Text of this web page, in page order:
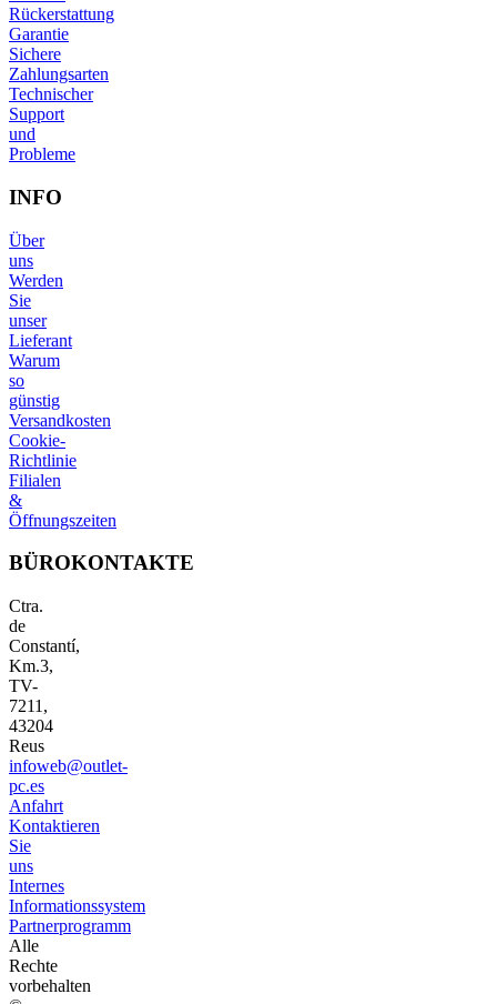
Rückerstattung
Garantie
Sichere
Zahlungsarten
Technischer
Support
und
Probleme
INFO
Über
uns
Werden
Sie
unser
Lieferant
Warum
so
günstig
Versandkosten
Cookie-
Richtlinie
Filialen
&
Öffnungszeiten
BÜROKONTAKTE
Ctra.
de
Constantí,
Km.3,
TV-
7211,
43204
Reus
infoweb@outlet-
pc.es
Anfahrt
Kontaktieren
Sie
uns
Internes
Informationssystem
Partnerprogramm
Alle
Rechte
vorbehalten